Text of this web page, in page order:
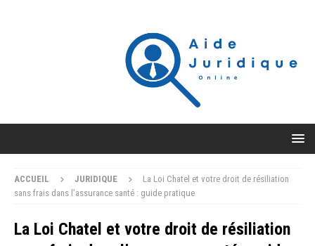
ACCUEIL JURIDIQUE
La Loi Chatel et votre droit de résiliation
sans frais dans l’assurance santé : guide pratique
La Loi Chatel et votre droit de résiliation